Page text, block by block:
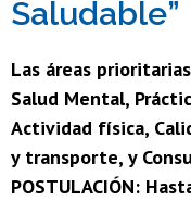
Saludable”
Las áreas
Salud Mental,
Actividad física,
y transporte, y
POSTULACIÓN: